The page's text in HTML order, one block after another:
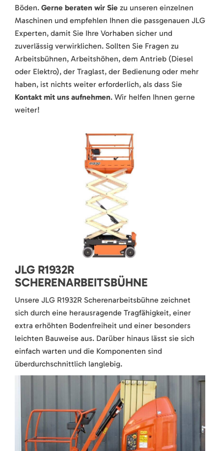
Böden. Gerne beraten wir Sie zu unseren einzelnen
Maschinen und empfehlen Ihnen die passgenauen JLG
Experten, damit Sie Ihre Vorhaben sicher und
zuverlässig verwirklichen. Sollten Sie Fragen zu
Arbeitsbühnen, Arbeitshöhen, dem Antrieb (Diesel
oder Elektro), der Traglast, der Bedienung oder mehr
haben, ist nichts weiter erforderlich, als dass Sie
Kontakt mit uns aufnehmen. Wir helfen Ihnen gerne
weiter!
JLG R1932R
SCHERENARBEITSBÜHNE
Unsere JLG R1932R Scherenarbeitsbühne zeichnet
sich durch eine herausragende Tragfähigkeit, einer
extra erhöhten Bodenfreiheit und einer besonders
leichten Bauweise aus. Darüber hinaus lässt sie sich
einfach warten und die Komponenten sind
überdurchschnittlich langlebig.